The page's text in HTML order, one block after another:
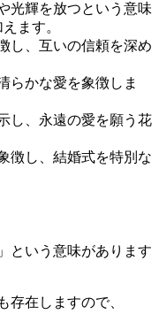
光輝を放つという意味
ます。
し、互いの信頼を深め
らかな愛を象徴しま
し、永遠の愛を願う花
徴し、結婚式を特別な
という意味があります
存在しますので、